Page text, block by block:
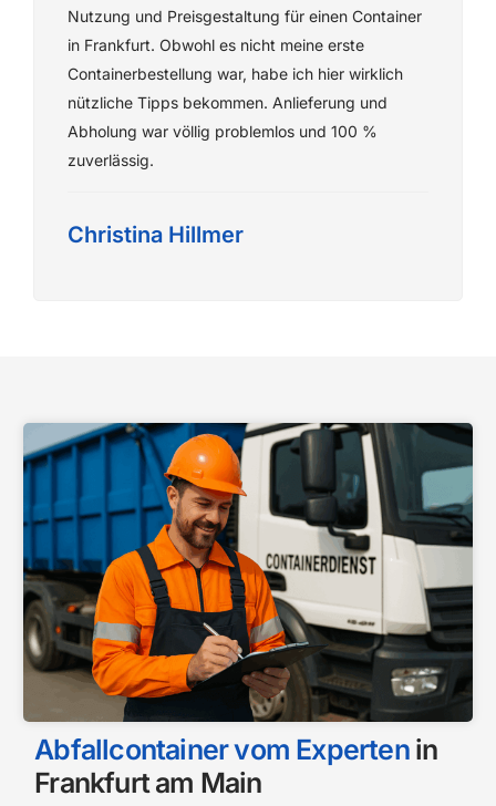
Nutzung und Preisgestaltung für einen Container
in Frankfurt. Obwohl es nicht meine erste
Containerbestellung war, habe ich hier wirklich
nützliche Tipps bekommen. Anlieferung und
Abholung war völlig problemlos und 100 %
zuverlässig.
Christina Hillmer
Abfallcontainer vom Experten in
Frankfurt am Main